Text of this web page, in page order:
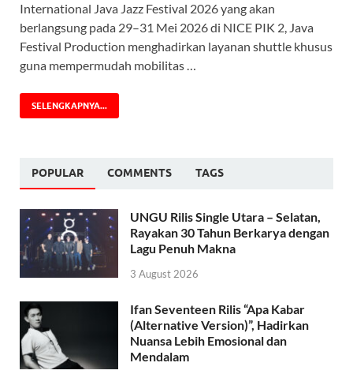
International Java Jazz Festival 2026 yang akan
berlangsung pada 29–31 Mei 2026 di NICE PIK 2, Java
Festival Production menghadirkan layanan shuttle khusus
guna mempermudah mobilitas …
SELENGKAPNYA...
POPULAR COMMENTS TAGS
UNGU Rilis Single Utara – Selatan,
Rayakan 30 Tahun Berkarya dengan
Lagu Penuh Makna
3 August 2026
Ifan Seventeen Rilis “Apa Kabar
(Alternative Version)”, Hadirkan
Nuansa Lebih Emosional dan
Mendalam